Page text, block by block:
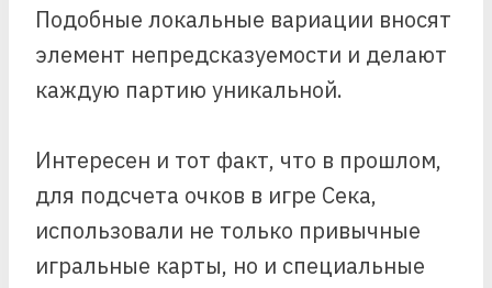
Подобные локальные вариации вносят
элемент непредсказуемости и делают
каждую партию уникальной.
Интересен и тот факт, что в прошлом,
для подсчета очков в игре Сека,
использовали не только привычные
игральные карты, но и специальные